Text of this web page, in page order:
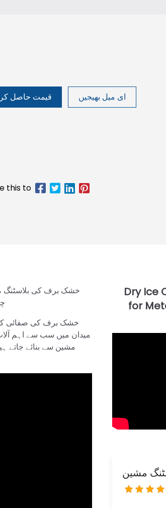
قیمت حاصل ای میل بھیجیں
خشک برف کی بلاسٹنگ
خشک برف کی صفائی
میدان میں سب سے اہم
مشین سے بنائے
مشین